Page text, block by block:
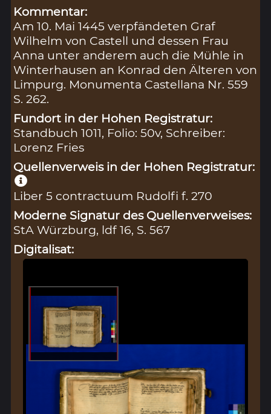
Kommentar:
Am 10. Mai 1445 verpfändeten Graf
Wilhelm von Castell und dessen Frau
Anna unter anderem auch die Mühle in
Winterhausen an Konrad den Älteren von
Limpurg. Monumenta Castellana Nr. 559
S. 262.
Fundort in der Hohen Registratur:
Standbuch 1011, Folio: 50v, Schreiber:
Lorenz Fries
Quellenverweis in der Hohen Registratur:
Liber 5 contractuum Rudolfi f. 270
Moderne Signatur des Quellenverweises:
StA Würzburg, ldf 16, S. 567
Digitalisat: